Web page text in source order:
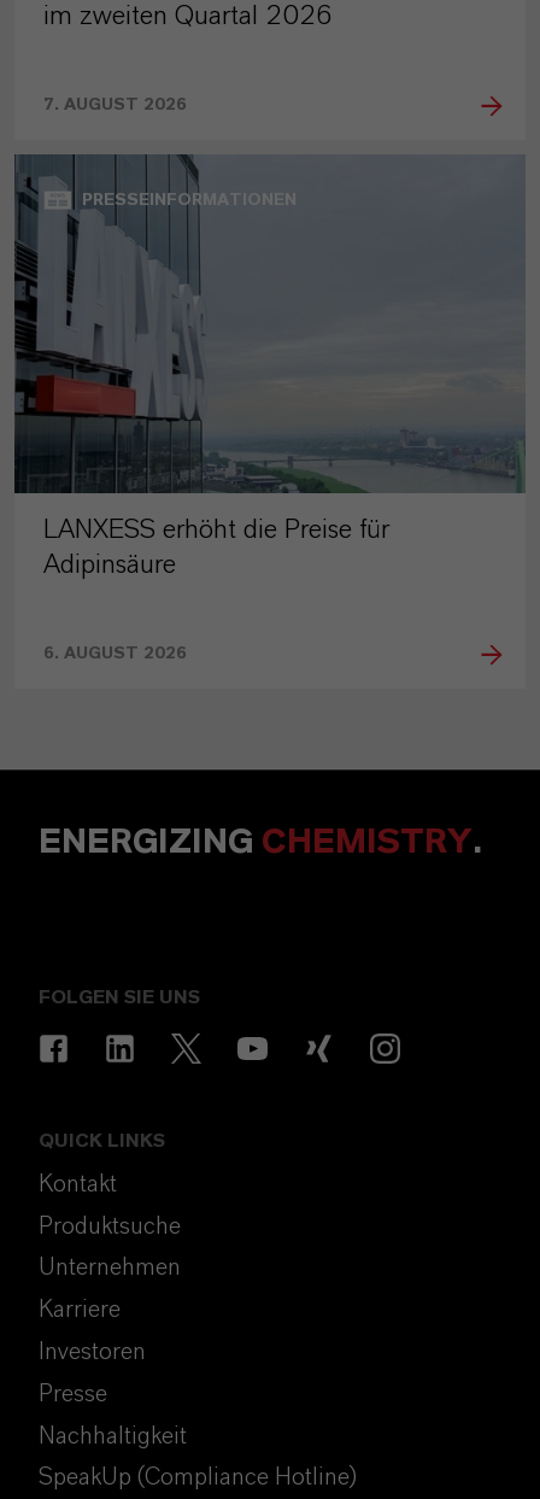
im zweiten Quartal 2026
7. AUGUST 2026
PRESSEINFORMATIONEN
LANXESS erhöht die Preise für
Adipinsäure
6. AUGUST 2026
ENERGIZING CHEMISTRY.
FOLGEN SIE UNS
QUICK LINKS
Kontakt
Produktsuche
Unternehmen
Karriere
Investoren
Presse
Nachhaltigkeit
SpeakUp (Compliance Hotline)